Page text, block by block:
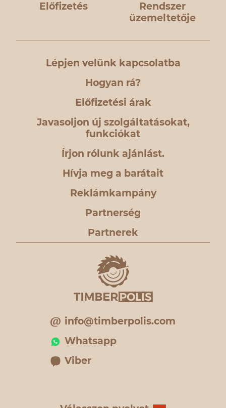
Előfizetés
Rendszer
üzemeltetője
Lépjen velünk kapcsolatba
Hogyan rá?
Előfizetési árak
Javasoljon új szolgáltatásokat,
funkciókat
Írjon rólunk ajánlást.
Hívja meg a barátait
Reklámkampány
Partnerség
Partnerek
info@timberpolis.com
Whatsapp
Viber